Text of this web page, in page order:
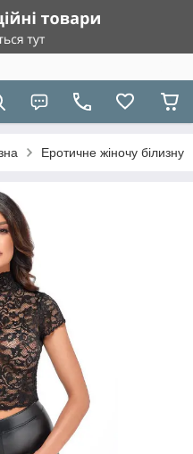
Еротичне жіночу білизну